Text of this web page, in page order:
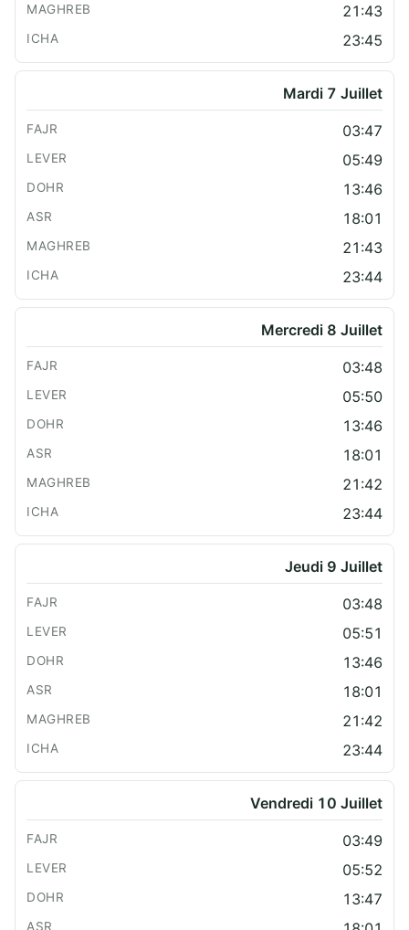
21:43
23:45
Mardi 7 Juillet
03:47
05:49
13:46
18:01
21:43
23:44
Mercredi 8 Juillet
03:48
05:50
13:46
18:01
21:42
23:44
Jeudi 9 Juillet
03:48
05:51
13:46
18:01
21:42
23:44
Vendredi 10 Juillet
03:49
05:52
13:47